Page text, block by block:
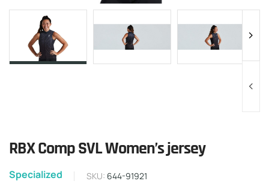
RBX Comp SVL Women’s jersey
Specialized SKU: 644-91921